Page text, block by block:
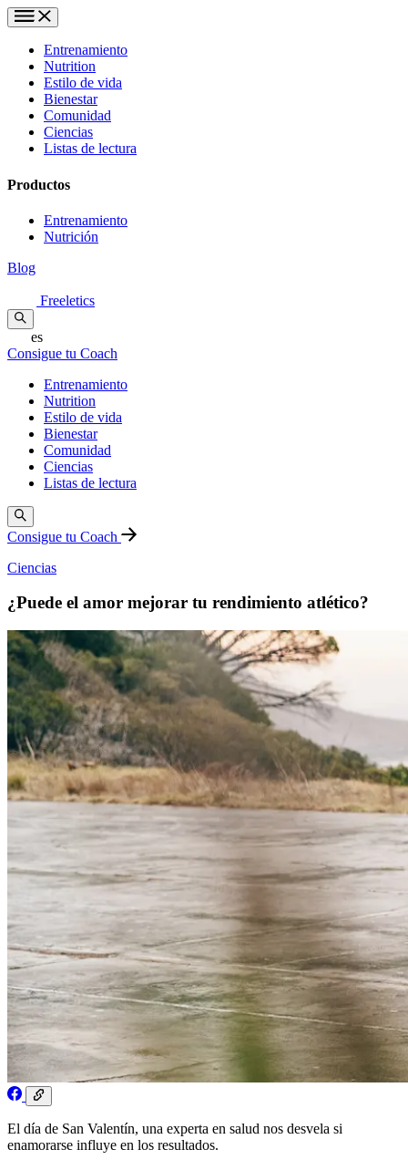
Entrenamiento
Nutrition
Estilo de vida
Bienestar
Comunidad
Ciencias
Listas de lectura
Productos
Entrenamiento
Nutrición
Blog
Freeletics
es
Consigue tu Coach
Entrenamiento
Nutrition
Estilo de vida
Bienestar
Comunidad
Ciencias
Listas de lectura
Consigue tu Coach
Ciencias
¿Puede el amor mejorar tu rendimiento atlético?
El día de San Valentín, una experta en salud nos desvela si
enamorarse influye en los resultados.